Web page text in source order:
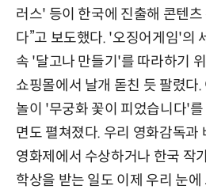
러스' 등이 한국에 진출해 콘텐
다”고 보도했다. '오징어게임'의
속 '달고나 만들기'를 따라하기
쇼핑몰에서 날개 돋친 듯 팔렸다
놀이 '무궁화 꽃이 피었습니다'
면도 펼쳐졌다. 우리 영화감독과
영화제에서 수상하거나 한국 작
학상을 받는 일도 이제 우리 눈